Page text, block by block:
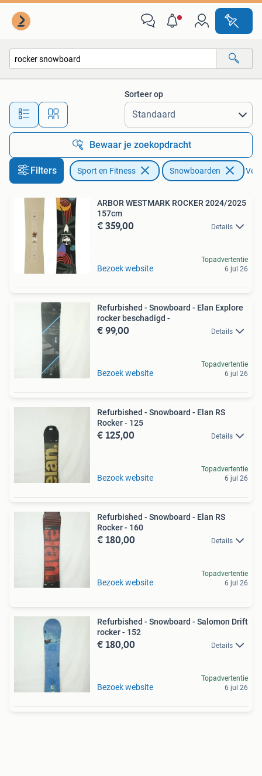
Alle afstanden…
Sorteer op
Bewaar je zoekopdracht
Filters Sport en Fitness Snowboarden
ARBOR WESTMARK ROCKER 2024/2025
157cm
€ 359,00 Details
Bezoek website
Topadvertentie
6 jul 26
Refurbished - Snowboard - Elan Explore
rocker beschadigd -
€ 99,00 Details
Bezoek website
Topadvertentie
6 jul 26
Refurbished - Snowboard - Elan RS
Rocker - 125
€ 125,00 Details
Bezoek website
Topadvertentie
6 jul 26
Refurbished - Snowboard - Elan RS
Rocker - 160
€ 180,00 Details
Bezoek website
Topadvertentie
6 jul 26
Refurbished - Snowboard - Salomon Drift
rocker - 152
€ 180,00 Details
Bezoek website
Topadvertentie
6 jul 26